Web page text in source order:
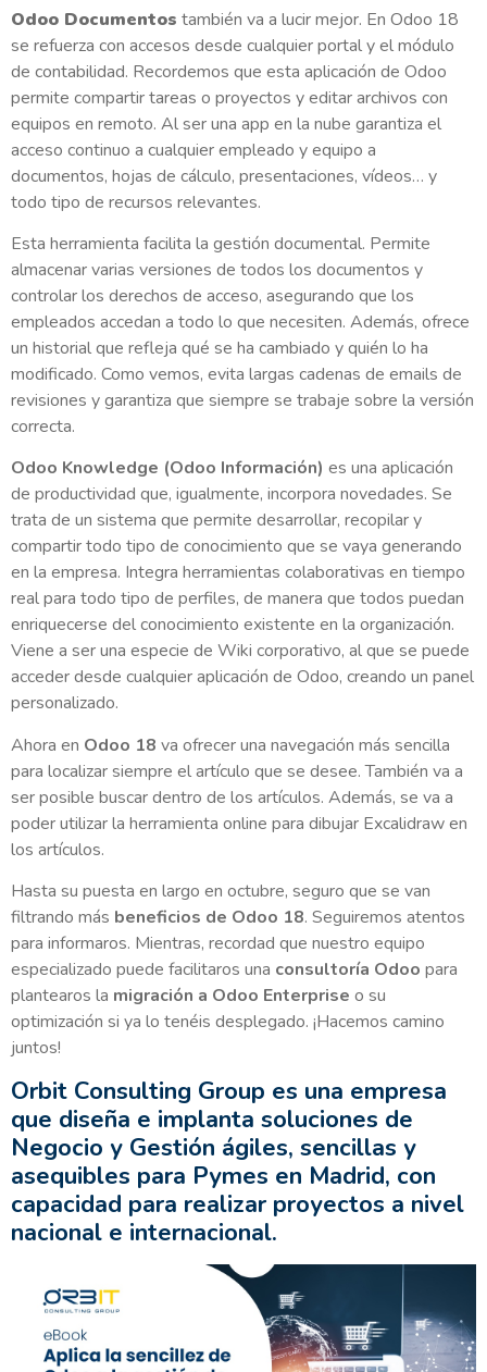
Odoo Documentos también va a lucir mejor. En Odoo 18
se refuerza con accesos desde cualquier portal y el módulo
de contabilidad. Recordemos que esta aplicación de Odoo
permite compartir tareas o proyectos y editar archivos con
equipos en remoto. Al ser una app en la nube garantiza el
acceso continuo a cualquier empleado y equipo a
documentos, hojas de cálculo, presentaciones, vídeos… y
todo tipo de recursos relevantes.
Esta herramienta facilita la gestión documental. Permite
almacenar varias versiones de todos los documentos y
controlar los derechos de acceso, asegurando que los
empleados accedan a todo lo que necesiten. Además, ofrece
un historial que refleja qué se ha cambiado y quién lo ha
modificado. Como vemos, evita largas cadenas de emails de
revisiones y garantiza que siempre se trabaje sobre la versión
correcta.
Odoo Knowledge (Odoo Información) es una aplicación
de productividad que, igualmente, incorpora novedades. Se
trata de un sistema que permite desarrollar, recopilar y
compartir todo tipo de conocimiento que se vaya generando
en la empresa. Integra herramientas colaborativas en tiempo
real para todo tipo de perfiles, de manera que todos puedan
enriquecerse del conocimiento existente en la organización.
Viene a ser una especie de Wiki corporativo, al que se puede
acceder desde cualquier aplicación de Odoo, creando un panel
personalizado.
Ahora en Odoo 18 va ofrecer una navegación más sencilla
para localizar siempre el artículo que se desee. También va a
ser posible buscar dentro de los artículos. Además, se va a
poder utilizar la herramienta online para dibujar Excalidraw en
los artículos.
Hasta su puesta en largo en octubre, seguro que se van
filtrando más beneficios de Odoo 18. Seguiremos atentos
para informaros. Mientras, recordad que nuestro equipo
especializado puede facilitaros una consultoría Odoo para
plantearos la migración a Odoo Enterprise o su
optimización si ya lo tenéis desplegado. ¡Hacemos camino
juntos!
Orbit Consulting Group es una empresa
que diseña e implanta soluciones de
Negocio y Gestión ágiles, sencillas y
asequibles para Pymes en Madrid, con
capacidad para realizar proyectos a nivel
nacional e internacional.